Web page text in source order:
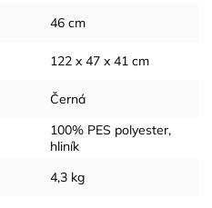
46 cm
122 x 47 x 41 cm
Černá
100% PES polyester,
hliník
4,3 kg